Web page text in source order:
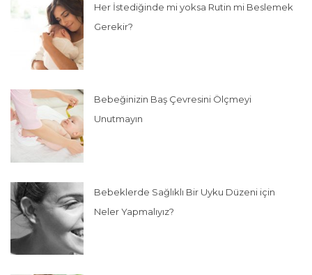
Her İstediğinde mi yoksa Rutin mi Beslemek
Gerekir?
Bebeğinizin Baş Çevresini Ölçmeyi
Unutmayın
Bebeklerde Sağlıklı Bir Uyku Düzeni için
Neler Yapmalıyız?